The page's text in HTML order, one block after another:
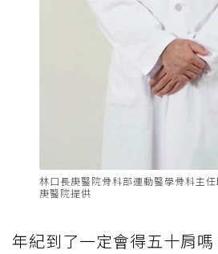
林口長庚醫院骨科部運動醫學骨科主
庚醫院提供
年紀到了一定會得五十肩嗎